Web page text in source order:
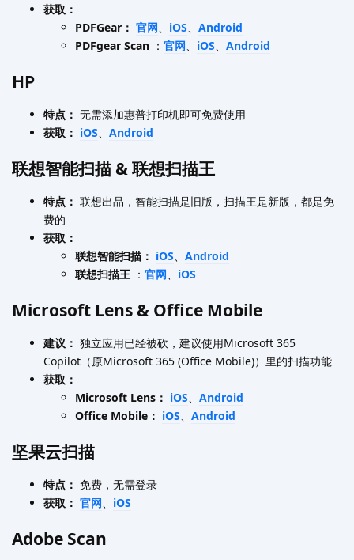
获取：
PDFGear： 官网 iOS
Android
PDFgear Scan ： 官网 iOS Android
HP
特点： 无需添加惠普打印机即可免费使用
获取： iOS Android
联想智能扫描 & 联想扫描王
特点： 联想出品，智能扫描是旧版，扫描王是新版，都是免
费的
获取：
联想智能扫描： iOS
Android
联想扫描王 ： 官网 iOS
Microsoft Lens & Office Mobile
建议： 独立应用已经被砍，建议使用Microsoft 365
Copilot（原Microsoft 365 (Office Mobile)）里的扫描功能
获取：
Microsoft Lens： iOS
Android
Office Mobile： iOS Android
坚果云扫描
特点： 免费，无需登录
获取： 官网 iOS
Adobe Scan